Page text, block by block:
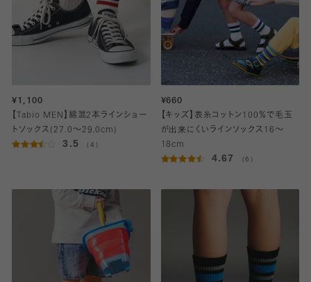
¥1,100
【Tabio MEN】綿混2本ラインショー
トソックス(27.0～29.0cm)
3.5 （4）
¥660
【キッズ】表糸コットン100％で毛玉
が出来にくいラインソックス16～
18cm
4.67 （6）